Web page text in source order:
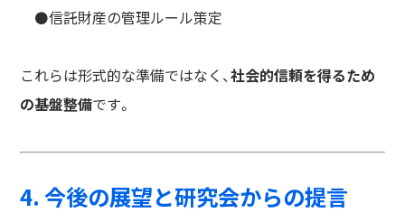
⚫️信託財産の管理ルール策定
これらは形式的な準備ではなく、社会的信頼を得るため
の基盤整備です。
4. 今後の展望と研究会からの提言